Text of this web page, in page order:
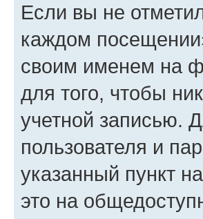
Если вы не
каждом
своим именем на
для того, чтобы
учетной записью.
пользователя и
указанный пункт
это на